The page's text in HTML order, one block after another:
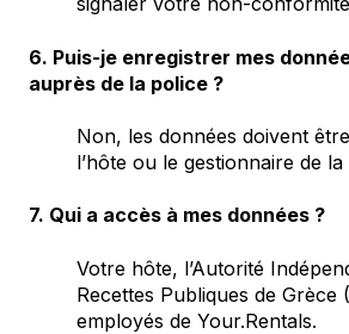
6. Puis-je enregistrer mes
auprès de la police ?
Non, les données doivent
l’hôte ou le gestionnaire de
7. Qui a accès à mes données ?
Votre hôte, l’Autorité
Recettes Publiques de Grèce
employés de Your.Rentals.